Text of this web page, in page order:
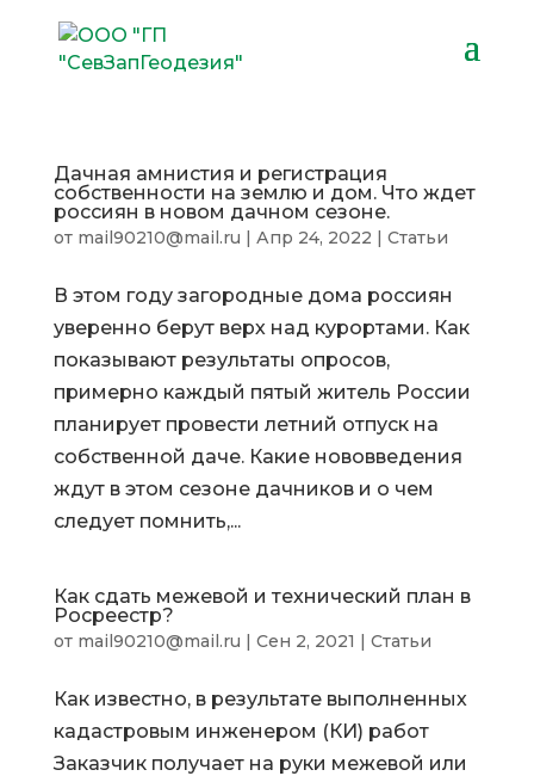
Дачная амнистия и регистрация
собственности на землю и дом. Что ждет
россиян в новом дачном сезоне.
от mail90210@mail.ru | Апр 24, 2022 | Статьи
В этом году загородные дома россиян
уверенно берут верх над курортами. Как
показывают результаты опросов,
примерно каждый пятый житель России
планирует провести летний отпуск на
собственной даче. Какие нововведения
ждут в этом сезоне дачников и о чем
следует помнить,...
Как сдать межевой и технический план в
Росреестр?
от mail90210@mail.ru | Сен 2, 2021 | Статьи
Как известно, в результате выполненных
кадастровым инженером (КИ) работ
Заказчик получает на руки межевой или